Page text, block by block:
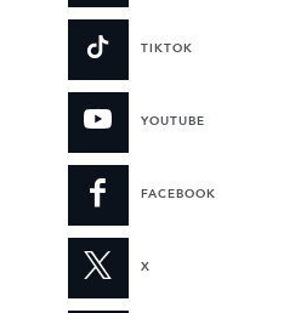
TIKTOK
YOUTUBE
FACEBOOK
X